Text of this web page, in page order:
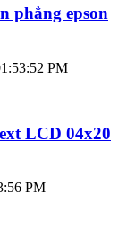
phẳng epson
PM
LCD 04x20
PM